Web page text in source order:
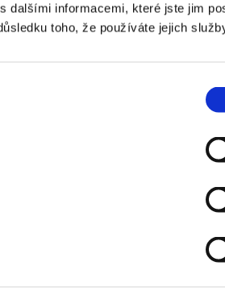
dalšími informacemi, které jste jim
toho, že používáte jejich
půlstoletí. Jak se splnil dávný